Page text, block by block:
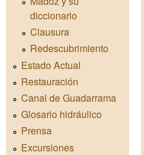
diccionario
Clausura
Redescubrimiento
Estado Actual
Restauración
Canal de Guadarrama
Glosario hidráulico
Prensa
Excursiones